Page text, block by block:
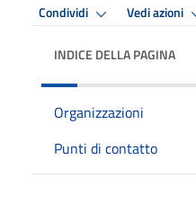
Condividi Vedi azioni
INDICE DELLA PAGINA
Organizzazioni
Punti di contatto